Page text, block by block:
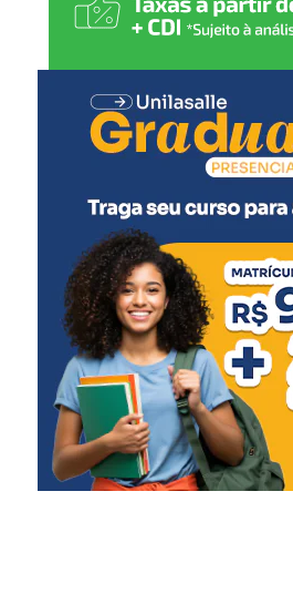
4 meses:
Pentavalente (2ª dose)
Pólio (2ª dose)
Pneumocócica (2ª dose)
5 meses:
Meningocócica C (2ª dose)
6 meses:
Pentavalente (3ª dose)
Pólio (3ª dose)
Influenza
Covid-19 (1ª dose)